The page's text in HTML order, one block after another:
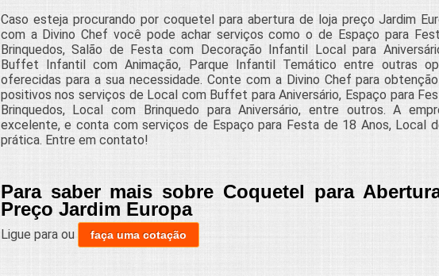
Caso esteja procurando por coquetel para abertura de loja preço Jardim
com a Divino Chef você pode achar serviços como o de Espaço para
Brinquedos, Salão de Festa com Decoração Infantil Local para
Buffet Infantil com Animação, Parque Infantil Temático entre outras
oferecidas para a sua necessidade. Conte com a Divino Chef para
positivos nos serviços de Local com Buffet para Aniversário, Espaço para
Brinquedos, Local com Brinquedo para Aniversário, entre outros. A
excelente, e conta com serviços de Espaço para Festa de 18 Anos, Local
prática. Entre em contato!
Para saber mais sobre Coquetel para
Preço Jardim Europa
Ligue para ou faça uma cotação